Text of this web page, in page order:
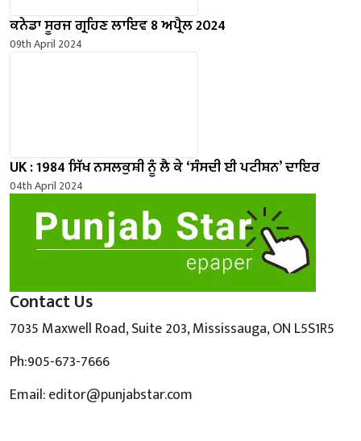
ਕਨੇਡਾ ਸੂਰਜ ਗ੍ਰਹਿਣ ਲਾਇਵ 8 ਅਪ੍ਰੈਲ 2024
09th April 2024
UK : 1984 ਸਿੱਖ ਨਸਲਕੁਸ਼ੀ ਨੂੰ ਲੈ ਕੇ ‘ਸੰਸਦੀ ਈ ਪਟੀਸ਼ਨ’ ਦਾਇਰ
04th April 2024
Contact Us
7035 Maxwell Road, Suite 203, Mississauga, ON L5S1R5
Ph:905-673-7666
Email: editor@punjabstar.com